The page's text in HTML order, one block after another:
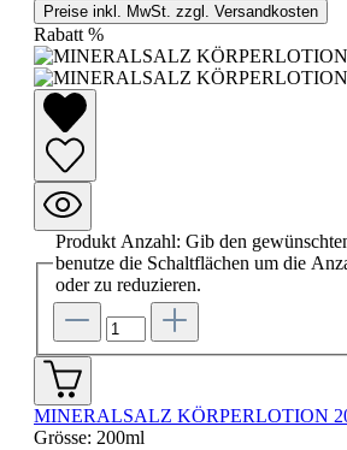
Preise inkl. MwSt. zzgl. Versandkosten
Rabatt %
Produkt Anzahl: Gib den
benutze die Schaltflächen um die
oder zu reduzieren.
MINERALSALZ KÖRPERLOTION
Grösse: 200ml